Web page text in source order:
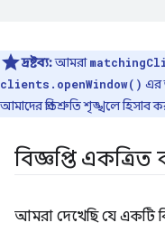
দ্রষ্টব্য:আমরা
clients.openWindow() এর
আমাদের প্রতিশ্রুতি শৃঙ্খলে হিসাব
বিজ্ঞপ্তি একত্রিত
আমরা দেখেছি যে একটি